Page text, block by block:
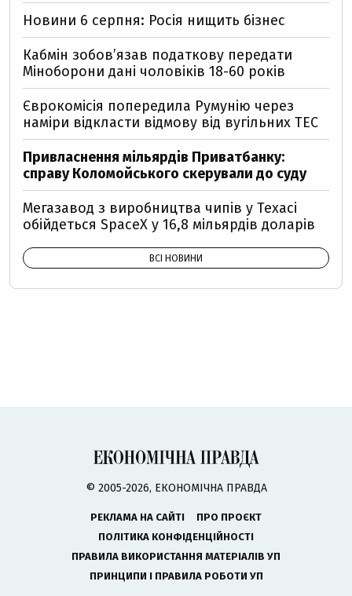
Новини 6 серпня: Росія нищить бізнес
Кабмін зобовʼязав податкову передати
Міноборони дані чоловіків 18-60 років
Єврокомісія попередила Румунію через
наміри відкласти відмову від вугільних ТЕС
Привласнення мільярдів Приватбанку:
справу Коломойського скерували до суду
Мегазавод з виробництва чипів у Техасі
обійдеться SpaceX у 16,8 мільярдів доларів
ВСІ НОВИНИ
© 2005-2026, ЕКОНОМІЧНА ПРАВДА
РЕКЛАМА НА САЙТІ
ПРО ПРОЄКТ
ПОЛІТИКА КОНФІДЕНЦІЙНОСТІ
ПРАВИЛА ВИКОРИСТАННЯ МАТЕРІАЛІВ УП
ПРИНЦИПИ І ПРАВИЛА РОБОТИ УП